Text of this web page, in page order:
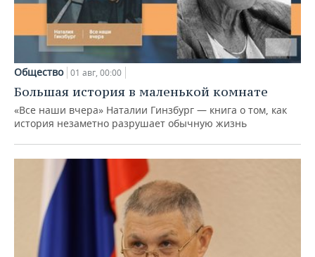
Общество 01 авг, 00:00
Большая история в маленькой комнате
«Все наши вчера» Наталии Гинзбург — книга о том, как
история незаметно разрушает обычную жизнь